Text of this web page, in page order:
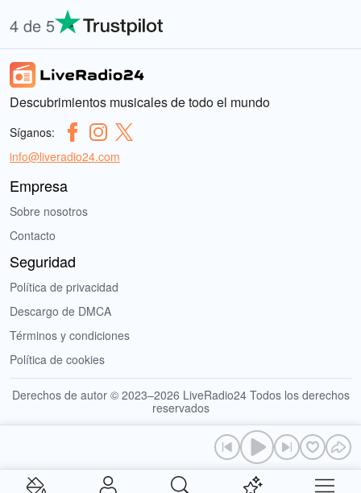
4 de 5
Descubrimientos musicales de todo el mundo
Síganos:
info@liveradio24.com
Empresa
Sobre nosotros
Contacto
Seguridad
Política de privacidad
Descargo de DMCA
Términos y condiciones
Política de cookies
Derechos de autor © 2023–2026 LiveRadio24 Todos los derechos
reservados